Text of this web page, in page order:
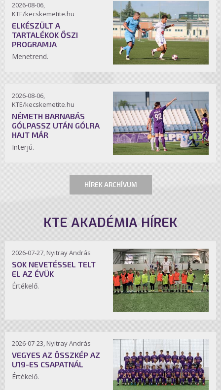
2026-08-06,
KTE/kecskemetite.hu
ELKÉSZÜLT A
TARTALÉKOK ŐSZI
PROGRAMJA
Menetrend.
2026-08-06,
KTE/kecskemetite.hu
NÉMETH BARNABÁS
GÓLPASSZ UTÁN GÓLRA
HAJT MÁR
Interjú.
HÍREK ARCHÍVUM
KTE AKADÉMIA HÍREK
2026-07-27, Nyitray András
SOK NEVETÉSSEL TELT
EL AZ ÉVÜK
Értékelő.
2026-07-23, Nyitray András
VEGYES AZ ÖSSZKÉP AZ
U19-ES CSAPATNÁL
Értékelő.